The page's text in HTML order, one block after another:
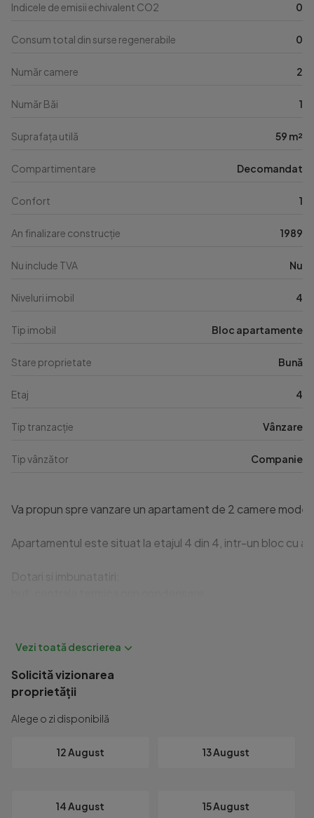
Indicele de emisii echivalent CO2 0
Consum total din surse regenerabile 0
Număr camere 2
Număr Băi 1
Suprafața utilă 59 m²
Compartimentare Decomandat
Confort 1
An finalizare construcție 1989
Nu include TVA Nu
Niveluri imobil 4
Tip imobil Bloc apartamente
Stare proprietate Bună
Etaj 4
Tip tranzacție Vânzare
Tip vânzător Companie
Va propun spre vanzare un apartament de 2 camere
Apartamentul este situat la etajul 4 din 4, intr-un bloc cu
Dotari si imbunatatiri:
bull; balcon nou;
bull; se vinde partial mobilat.
Solicită vizionarea
proprietății
Alege o zi disponibilă
12 August 13 August
14 August 15 August